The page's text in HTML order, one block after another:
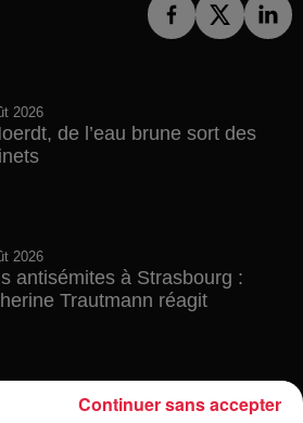
2026
de l’eau brune sort des
2026
antisémites à Strasbourg :
Trautmann réagit
Continuer sans accepter